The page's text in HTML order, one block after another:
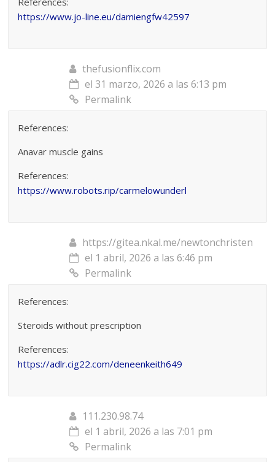
https://www.jo-line.eu/damiengfw42597
thefusionflix.com
el 31 marzo, 2026 a las 6:13 pm
Permalink
References:
Anavar muscle gains
References:
https://www.robots.rip/carmelowunderl
https://gitea.nkal.me/newtonchristen
el 1 abril, 2026 a las 6:46 pm
Permalink
References:
Steroids without prescription
References:
https://adlr.cig22.com/deneenkeith649
111.230.98.74
el 1 abril, 2026 a las 7:01 pm
Permalink